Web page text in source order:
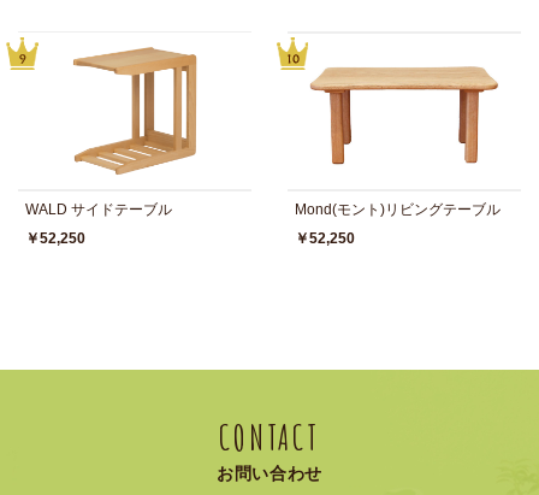
WALD サイドテーブル
￥52,250
Mond(モント)リビングテーブル
￥52,250
CONTACT
お問い合わせ